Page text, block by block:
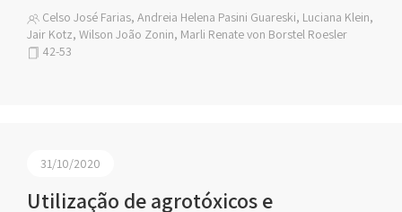
Celso José Farias, Andreia Helena Pasini Guareski, Luciana Klein,
Jair Kotz, Wilson João Zonin, Marli Renate von Borstel Roesler
42-53
31/10/2020
Utilização de agrotóxicos e